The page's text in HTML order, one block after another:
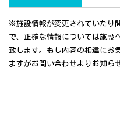
※施設情報が変更されていたり
で、正確な情報については施設
致します。もし内容の相違にお
ますがお問い合わせよりお知ら